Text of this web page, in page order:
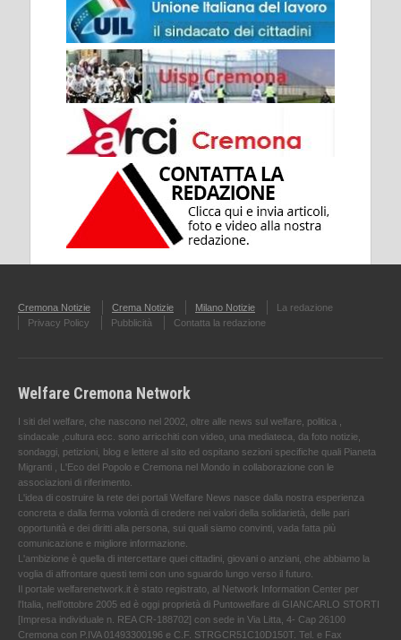
Cremona Notizie Crema Notizie Milano Notizie
La redazione
Privacy Policy
Pubblicità Contatta la redazione
Welfare Cremona Network
I siti del welfare, che nascono nel 2002, oltre alle news sul welfare, politica ,
sindacale ,cultura ecc. sono arricchiti con video, una mediateca, da foto notizie,
sondaggi, petizioni, blog e lettere al sito ed ospitano sezioni specifiche quali Pianeta
Migranti , L'Eco del Popolo e Cremona nel Mondo in collaborazione con le
associazioni di riferimento.
L'idea di costruire la rete dei portali Welfare News nasce dalla nostra esperienza
concreta e dalla ferma volontà di credere nei valori della solidarietà, delle pari
opportunità e dei diritti alla persona, sui quali siamo convinti, vada fatta più
comunicazione e migliore informazione.
L'ambizione è quella di intercettare quei cittadini, giovani o anziani, che abbiamo la
voglia di affrontare questi temi con uno sguardo lungo verso il futuro.
Il portale welfarenetwork.it è stato registrato, al Network Information Center per
l'Italia, nell’ottobre 2005 ed è oggi proprietà di Puntowelfare di GIANCARLO STORTI
[Impresa individuale n. REA CR-188702] con sede in Via Litta, 4- Cap 26100
Cremona con P.IVA 01493300196 e C.F. STRGCR51C10D150T. Tel. e Fax